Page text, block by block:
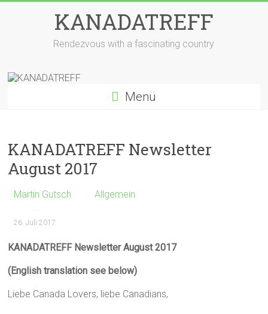
KANADATREFF
Rendezvous with a fascinating country
Menü
KANADATREFF Newsletter
August 2017
Martin Gutsch Allgemein
26. Juli 2017
KANADATREFF Newsletter August 2017
(English translation see below)
Liebe Canada Lovers, liebe Canadians,